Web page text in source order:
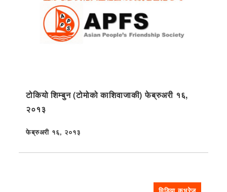
टोकियो शिम्बुन (टोमोको काशिवाजाकी) फेब्रुअरी १६,
२०१३
प्रकाशित
फेब्रुअरी १६, २०१३